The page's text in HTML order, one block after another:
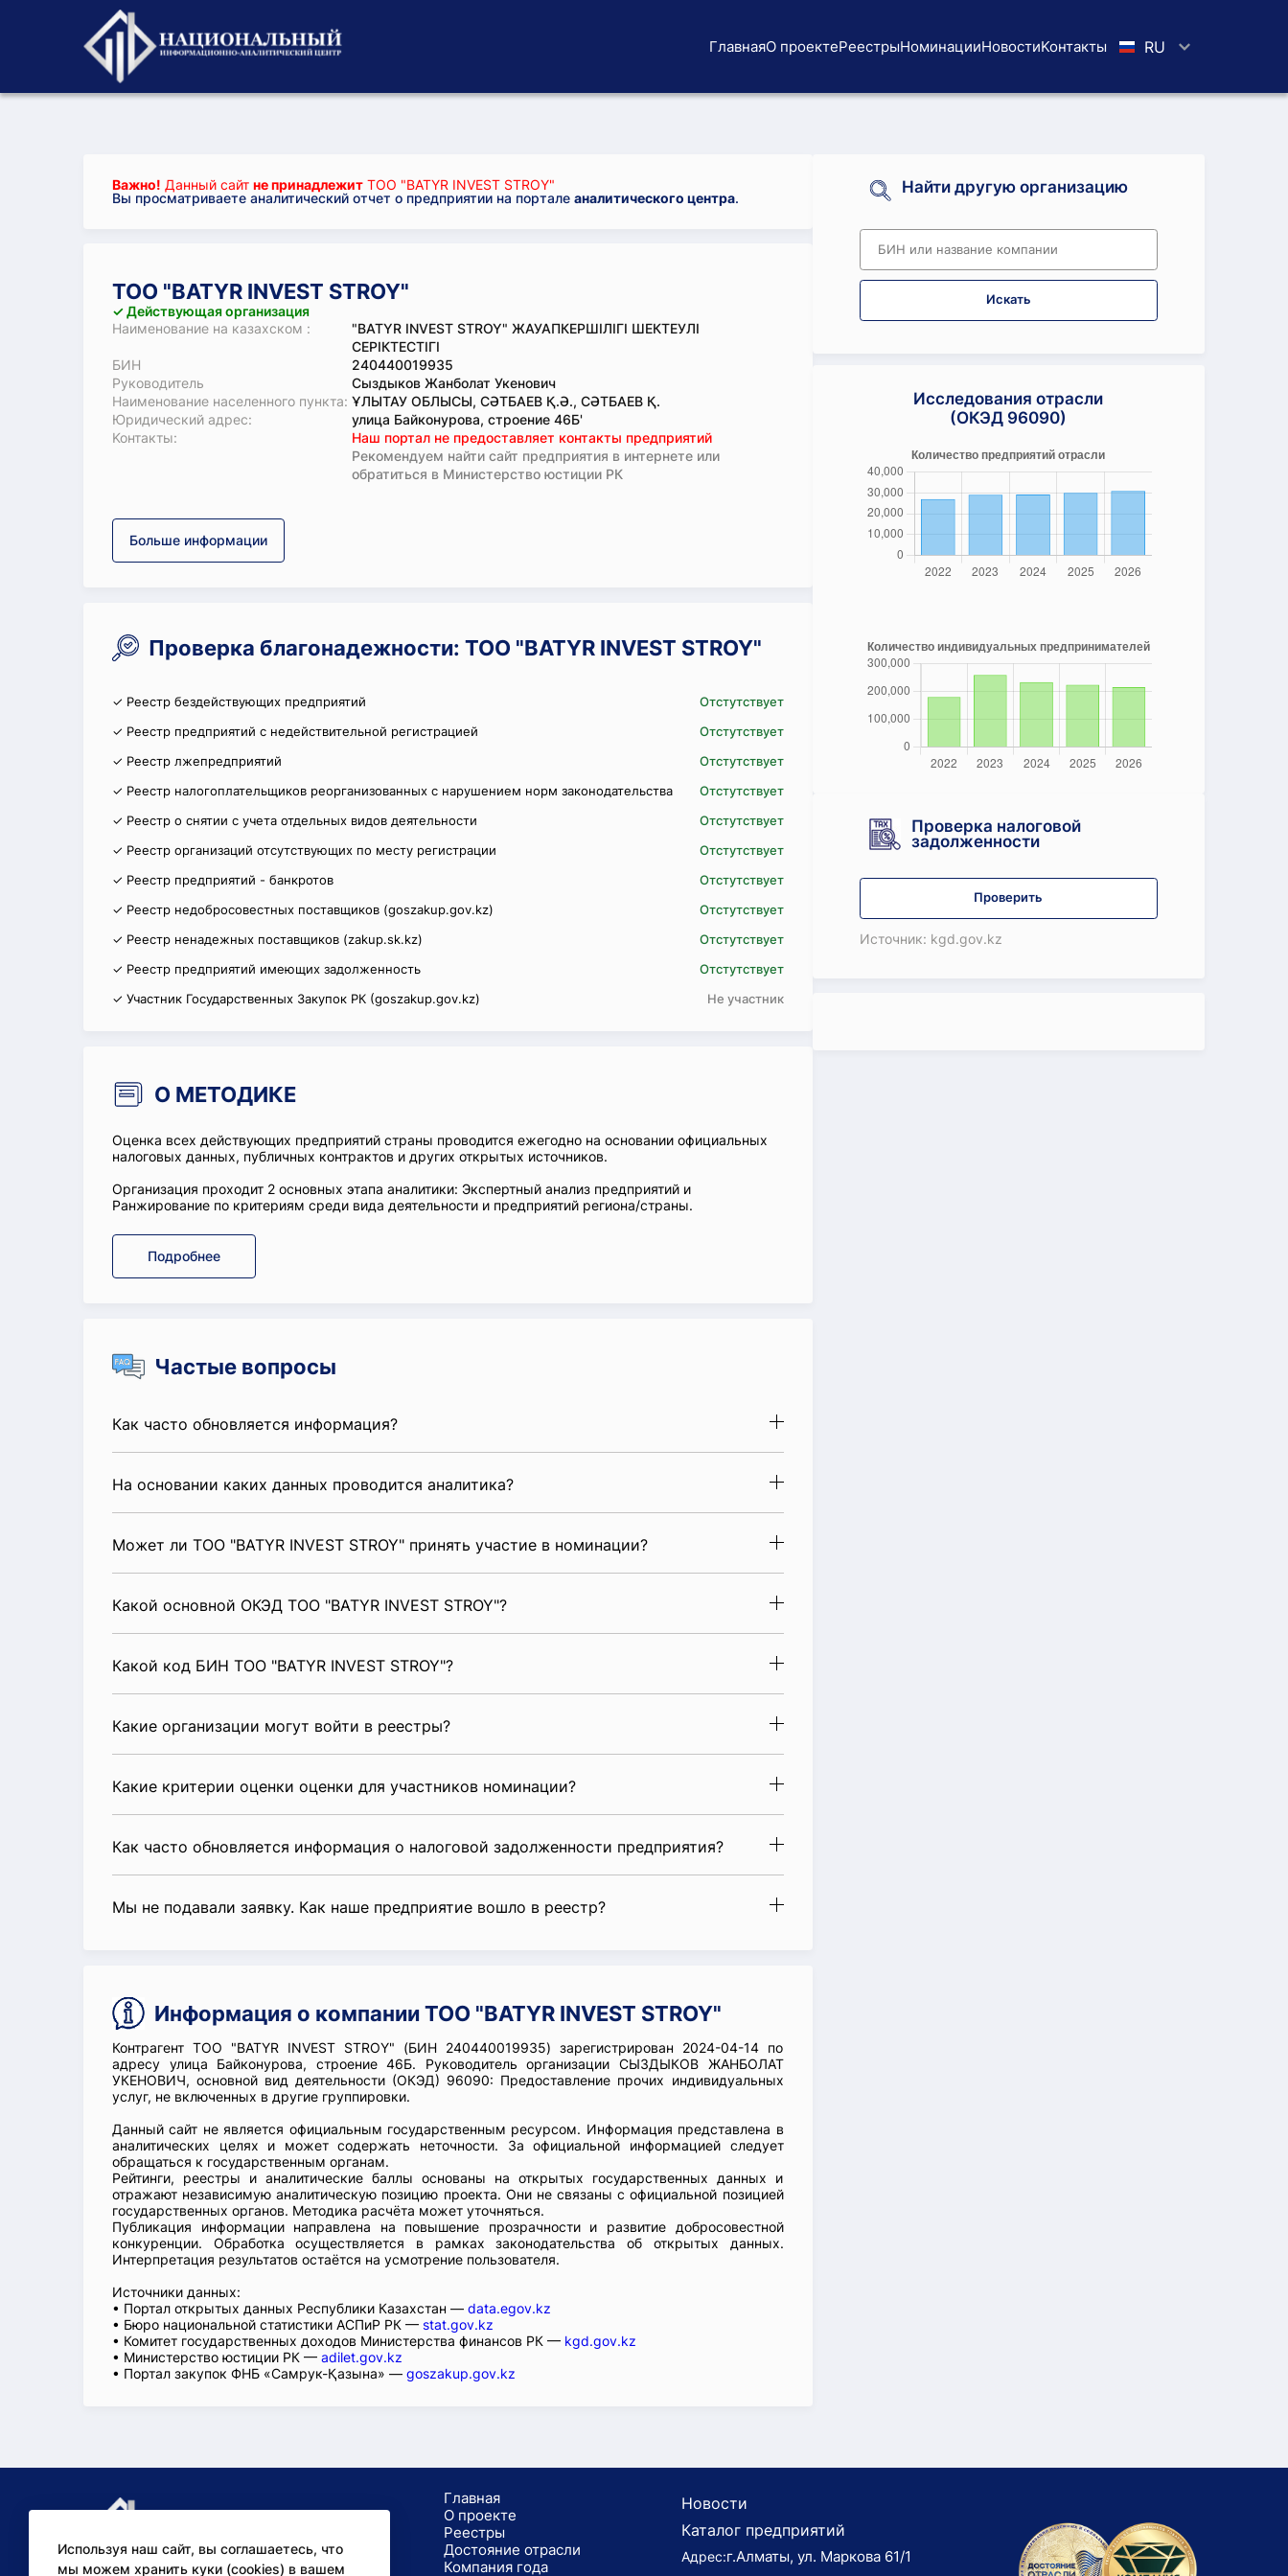
ГлавнаяО проектеРеестрыНоминацииНовостиKoнтaкты RU
Важно! Данный сайт не принадлежит ТОО "BATYR INVEST STROY"
Вы просматриваете аналитический отчет о предприятии на портале аналитического центра.
ТОО "BATYR INVEST STROY"
✓ Действующая организация
Наименование на казахском :
"BATYR INVEST STROY" ЖАУАПКЕРШІЛІГІ ШЕКТЕУЛІ
СЕРІКТЕСТІГІ
БИН
240440019935
Руководитель
Сыздыков Жанболат Укенович
Наименование населенного пункта: ҰЛЫТАУ ОБЛЫСЫ, СӘТБАЕВ Қ.Ә., СӘТБАЕВ Қ.
Юридический адрес:
улица Байконурова, строение 46Б'
Koнтaкты:
Наш портал не предоставляет контакты предприятий
Рекомендуем найти сайт предприятия в интернете или
обратиться в Министерство юстиции РК
Больше информации
Проверка благонадежности: ТОО "BATYR INVEST STROY"
✓ Реестр бездействующих предприятий
Отстутствует
✓ Реестр предприятий с недействительной регистрацией
Отстутствует
✓ Реестр лжепредприятий
Отстутствует
✓ Реестр налогоплательщиков реорганизованных с нарушением норм законодательства
Отстутствует
✓ Реестр о снятии с учета отдельных видов деятельности
Отстутствует
✓ Реестр организаций отсутствующих по месту регистрации
Отстутствует
✓ Реестр предприятий - банкротов
Отстутствует
✓ Реестр недобросовестных поставщиков (goszakup.gov.kz)
Отстутствует
✓ Реестр ненадежных поставщиков (zakup.sk.kz)
Отстутствует
✓ Реестр предприятий имеющих задолженность
Отстутствует
✓ Участник Государственных Закупок РК (goszakup.gov.kz)
Не участник
О МЕТОДИКЕ
Оценка всех действующих предприятий страны проводится ежегодно на основании официальных
налоговых данных, публичных контрактов и других открытых источников.
Организация проходит 2 основных этапа аналитики: Экспертный анализ предприятий и
Ранжирование по критериям среди вида деятельности и предприятий региона/страны.
Подробнее
Частые вопросы
Как часто обновляется информация?
На основании каких данных проводится аналитика?
Может ли ТОО "BATYR INVEST STROY" принять участие в номинации?
Какой основной ОКЭД ТОО "BATYR INVEST STROY"?
Какой код БИН ТОО "BATYR INVEST STROY"?
Какие организации могут войти в реестры?
Какие критерии оценки оценки для участников номинации?
Как часто обновляется информация о налоговой задолженности предприятия?
Мы не подавали заявку. Как наше предприятие вошло в реестр?
Информация о компании ТОО "BATYR INVEST STROY"
Контрагент ТОО "BATYR INVEST STROY" (БИН 240440019935) зарегистрирован 2024-04-14 по
адресу улица Байконурова, строение 46Б. Руководитель организации СЫЗДЫКОВ ЖАНБОЛАТ
УКЕНОВИЧ, основной вид деятельности (ОКЭД) 96090: Предоставление прочих индивидуальных
услуг, не включенных в другие группировки.
Данный сайт не является официальным государственным ресурсом. Информация представлена в
аналитических целях и может содержать неточности. За официальной информацией следует
обращаться к государственным органам.
Рейтинги, реестры и аналитические баллы основаны на открытых государственных данных и
отражают независимую аналитическую позицию проекта. Они не связаны с официальной позицией
государственных органов. Методика расчёта может уточняться.
Публикация информации направлена на повышение прозрачности и развитие добросовестной
конкуренции. Обработка осуществляется в рамках законодательства об открытых данных.
Интерпретация результатов остаётся на усмотрение пользователя.
Источники данных:
• Портал открытых данных Республики Казахстан — data.egov.kz
• Бюро национальной статистики АСПиР РК — stat.gov.kz
• Комитет государственных доходов Министерства финансов РК — kgd.gov.kz
• Министерство юстиции РК — adilet.gov.kz
• Портал закупок ФНБ «Самрук-Қазына» — goszakup.gov.kz
Найти другую организацию
Искать
Исследования отрасли
(ОКЭД 96090)
Проверка налоговой
задолженности
Проверить
Источник: kgd.gov.kz
Используя наш сайт, вы соглашаетесь, что
мы можем хранить куки (cookies) в вашем
Главная
О проекте
Реестры
Достояние отрасли
Компания года
Новости
Каталог предприятий
Адрес:г.Алматы, ул. Маркова 61/1